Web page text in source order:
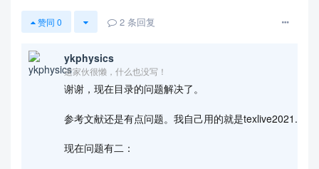
赞同 0 2 条回复
ykphysics
这家伙很懒，什么也没写！
谢谢，现在目录的问题解决了。
参考文献还是有点问题。我自己用的就是texlive2021.
现在问题有二：